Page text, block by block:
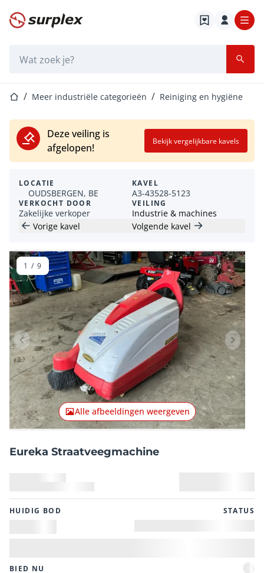
Startpagina
StartpaginaMeer industriële categorieën Reiniging en hygiëne
Deze veiling is
afgelopen!
Bekijk vergelijkbare kavels
LOCATIE
OUDSBERGEN, BE
VERKOCHT DOOR
Zakelijke verkoper
KAVEL
A3-43528-5123
VEILING
Industrie & machines
Vorige kavel
Volgende kavel
Vorig item
Alle afbeeldingen weergeven
1 / 9
Eureka Straatveegmachine
HUIDIG ​​BOD STATUS
BIED NU